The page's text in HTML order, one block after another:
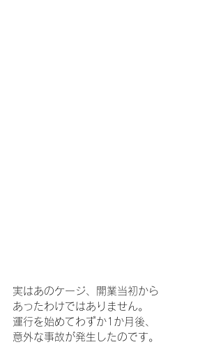
実はあのケージ、開業当初から
あったわけではありません。
運行を始めてわずか1か月後、
意外な事故が発生したのです。